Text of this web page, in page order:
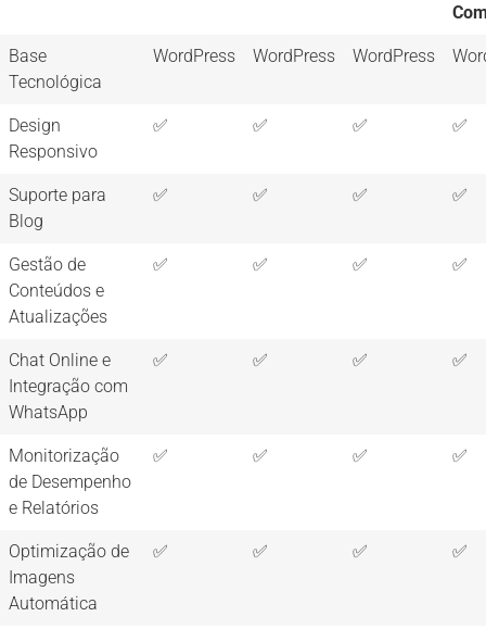
Base
Tecnológica
WordPress WordPress WordPress
Design
Responsivo
✅ ✅ ✅ ✅
Suporte para
Blog
✅ ✅ ✅ ✅
Gestão de
Conteúdos e
Atualizações
✅ ✅ ✅ ✅
Chat Online e
Integração com
WhatsApp
✅ ✅ ✅ ✅
Monitorização
de Desempenho
e Relatórios
✅ ✅ ✅ ✅
Optimização de
Imagens
Automática
✅ ✅ ✅ ✅